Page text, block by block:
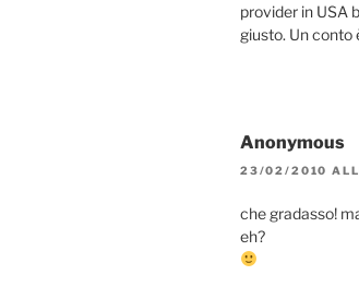
provider in USA
giusto. Un conto
Anonymous
23/02/2010
che gradasso!
eh?